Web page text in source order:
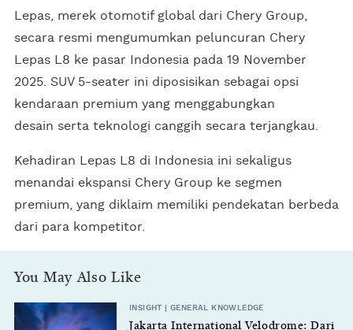
Lepas, merek otomotif global dari Chery Group,
secara resmi mengumumkan peluncuran Chery
Lepas L8 ke pasar Indonesia pada 19 November
2025. SUV 5-seater ini diposisikan sebagai opsi
kendaraan premium yang menggabungkan
desain serta teknologi canggih secara terjangkau.
Kehadiran Lepas L8 di Indonesia ini sekaligus
menandai ekspansi Chery Group ke segmen
premium, yang diklaim memiliki pendekatan berbeda
dari para kompetitor.
You May Also Like
INSIGHT | GENERAL KNOWLEDGE
Jakarta International Velodrome: Dari